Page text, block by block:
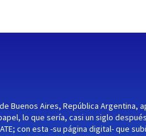
Buenos Aires, República Argentina,
lo que sería, casi un siglo
con esta -su página digital- que